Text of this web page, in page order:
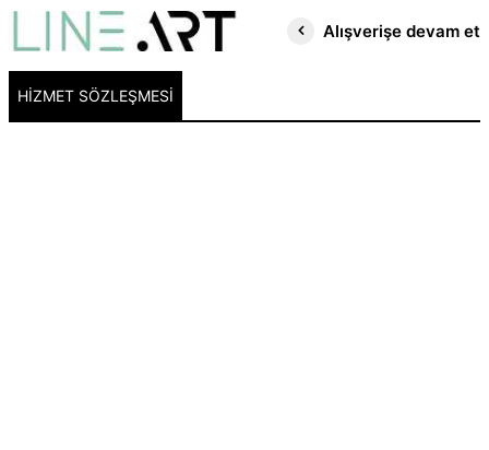
Alışverişe devam et
HIZMET SÖZLEŞMESI